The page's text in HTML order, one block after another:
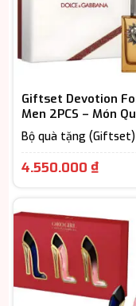
Giftset Devotion
Men 2PCS – Món
Lịch Lãm Dành Cho
Ông
Bộ quà tặng (Giftset)
hương trên 12h) · Nước
4.550.000₫